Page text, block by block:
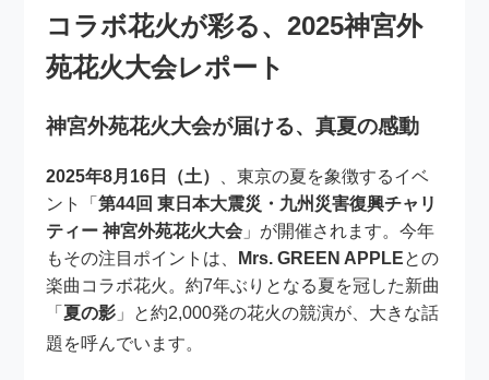
コラボ花火が彩る、2025神宮外
苑花火大会レポート
神宮外苑花火大会が届ける、真夏の感動
2025年8月16日（土）
、東京の夏を象徴するイベ
ント「第44回 東日本大震災・九州災害復興チャリ
ティー 神宮外苑花火大会 」が開催されます。今年
もその注目ポイントは、
Mrs. GREEN APPLEとの
楽曲コラボ花火。約7年ぶりとなる夏を冠した新曲
「夏の影 」と約2,000発の花火の競演が、大きな話
題を呼んでいます。